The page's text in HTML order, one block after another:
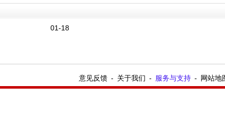
01-18
意见反馈 - 关于我们 - 服务与支持 - 网站地